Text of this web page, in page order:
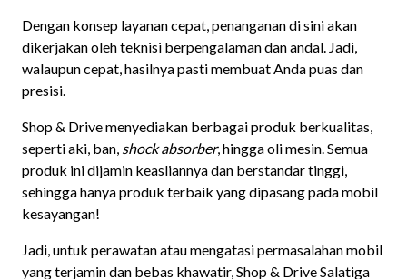
Dengan konsep layanan cepat, penanganan di sini akan
dikerjakan oleh teknisi berpengalaman dan andal. Jadi,
walaupun cepat, hasilnya pasti membuat Anda puas dan
presisi.
Shop & Drive menyediakan berbagai produk berkualitas,
seperti aki, ban, shock absorber, hingga oli mesin. Semua
produk ini dijamin keasliannya dan berstandar tinggi,
sehingga hanya produk terbaik yang dipasang pada mobil
kesayangan!
Jadi, untuk perawatan atau mengatasi permasalahan mobil
yang terjamin dan bebas khawatir, Shop & Drive Salatiga